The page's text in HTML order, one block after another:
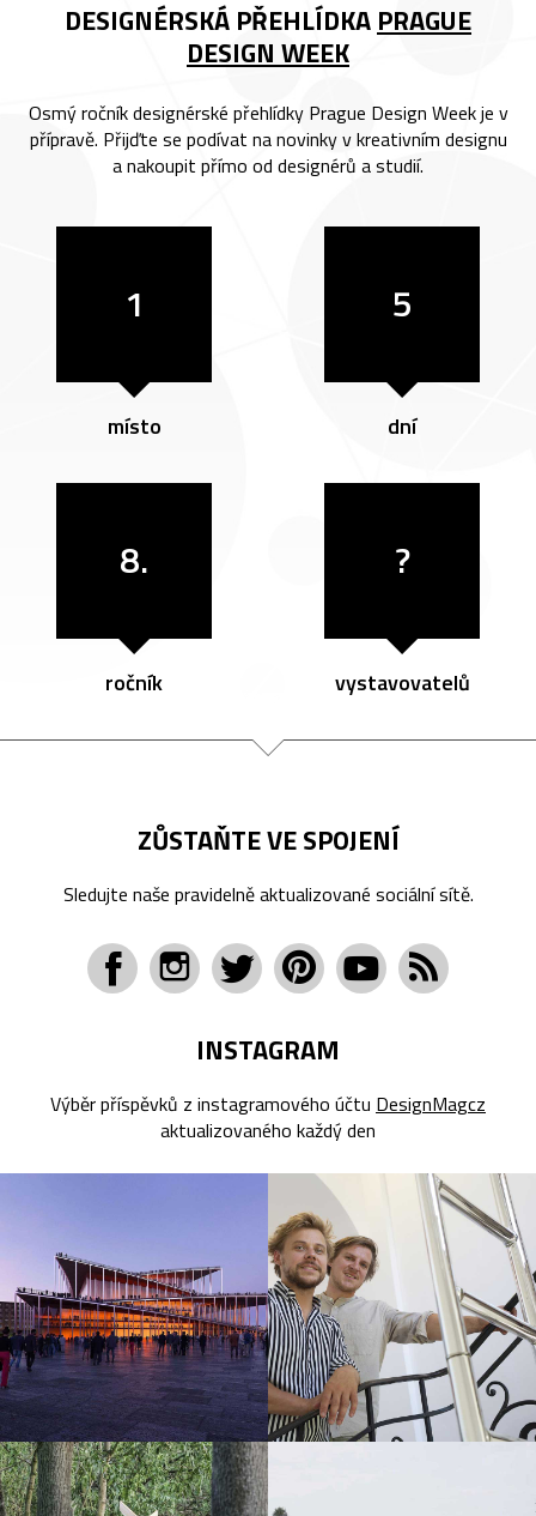
DESIGNÉRSKÁ PŘEHLÍDKA PRAGUE
DESIGN WEEK
Osmý ročník designérské přehlídky Prague Design Week je v
přípravě. Přijďte se podívat na novinky v kreativním designu
a nakoupit přímo od designérů a studií.
1
místo
5
dní
8.
ročník
?
vystavovatelů
ZŮSTAŇTE VE SPOJENÍ
Sledujte naše pravidelně aktualizované sociální sítě.
INSTAGRAM
Výběr příspěvků z instagramového účtu DesignMagcz
aktualizovaného každý den